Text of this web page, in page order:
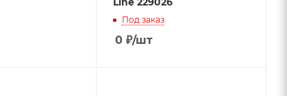
Под заказ
0₽/шт